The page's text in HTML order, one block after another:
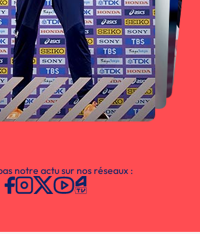
notre actu sur nos réseaux :